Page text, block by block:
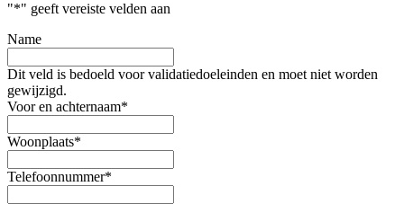
"*" geeft vereiste velden aan
Name
Dit veld is bedoeld voor validatiedoeleinden en moet niet worden
gewijzigd.
Voor en achternaam*
Woonplaats*
Telefoonnummer*